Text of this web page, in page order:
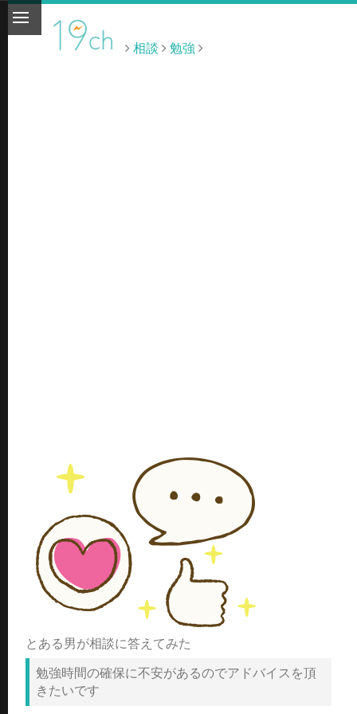
相談 勉強
とある男が相談に答えてみた
勉強時間の確保に不安があるのでアドバイスを頂
きたいです